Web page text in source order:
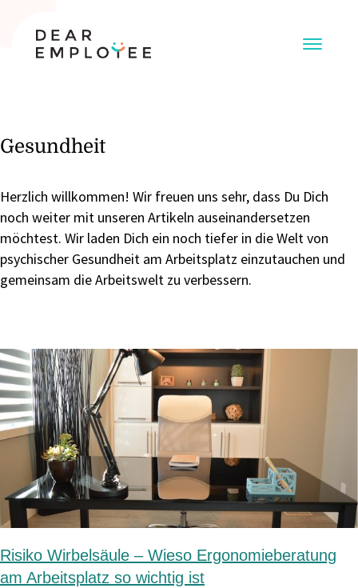
Gesundheit
Herzlich willkommen! Wir freuen uns sehr, dass Du Dich
noch weiter mit unseren Artikeln auseinandersetzen
möchtest. Wir laden Dich ein noch tiefer in die Welt von
psychischer Gesundheit am Arbeitsplatz einzutauchen und
gemeinsam die Arbeitswelt zu verbessern.
Risiko Wirbelsäule – Wieso Ergonomieberatung
am Arbeitsplatz so wichtig ist